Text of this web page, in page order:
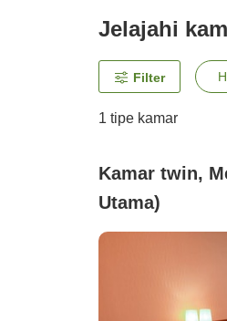
Jelajahi
Filter
1 tipe kamar
Kamar twin,
Utama)